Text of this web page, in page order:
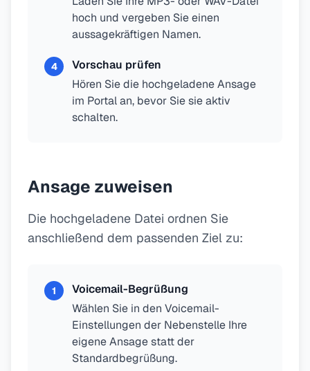
hoch und vergeben Sie einen
aussagekräftigen Namen.
4
Vorschau prüfen
Hören Sie die hochgeladene Ansage
im Portal an, bevor Sie sie aktiv
schalten.
Ansage zuweisen
Die hochgeladene Datei ordnen Sie
anschließend dem passenden Ziel zu:
1
Voicemail-Begrüßung
Wählen Sie in den Voicemail-
Einstellungen der Nebenstelle Ihre
eigene Ansage statt der
Standardbegrüßung.